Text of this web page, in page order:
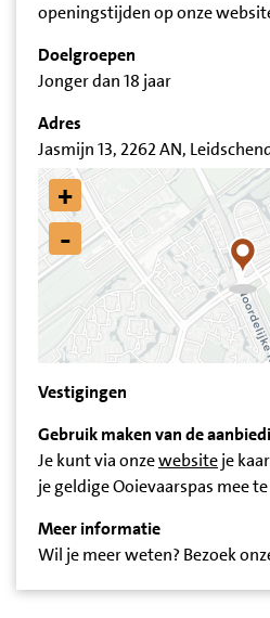
openingstijden op onze
Doelgroepen
Jonger dan 18 jaar
Adres
Jasmijn 13, 2262 AN,
+
-
Vestigingen
Gebruik maken van de
Je kunt via onzewebsiteje
je geldige Ooievaarspas mee
Meer informatie
Wil je meer weten? Bezoek